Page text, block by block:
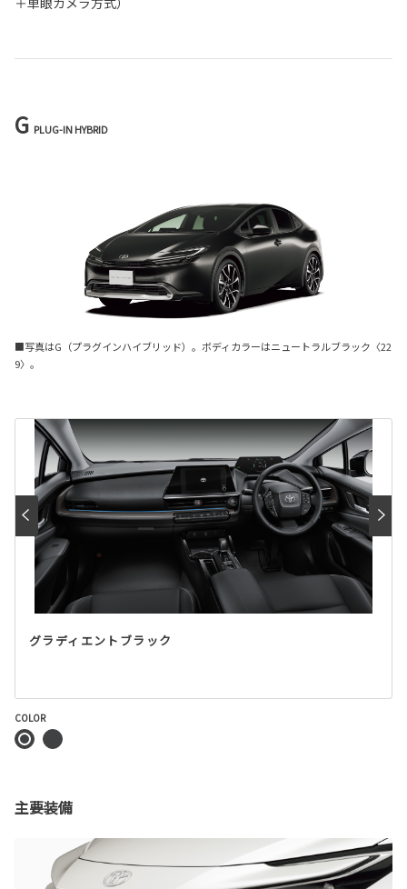
G PLUG-IN HYBRID
■写真はG（プラグインハイブリッド）。ボディカラーはニュートラルブラック〈22
9〉。
グラディエントブラック
COLOR
主要装備